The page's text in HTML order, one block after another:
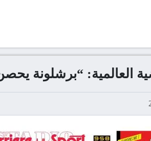
العالمية: “برشلونة